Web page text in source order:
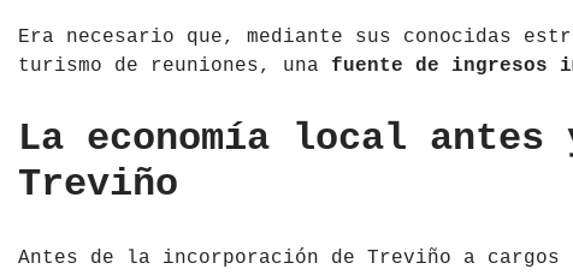
Polonia
Rusia
Era necesario que, mediante sus conocidas
turismo de reuniones, una fuente de ingresos
La economía local antes
Treviño
Antes de la incorporación de Treviño a